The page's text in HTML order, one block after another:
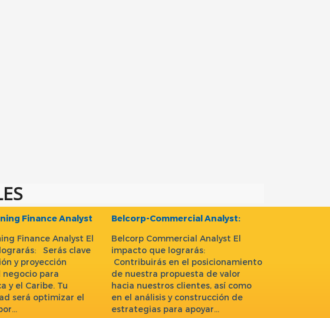
Finance Analyst
Finance Analyst El
Serás clave
y proyección
para
y el Caribe. Tu
será optimizar el
Belcorp-Commercial Analyst:
Belcorp Commercial Analyst El
impacto que lograrás:
Contribuirás en el posicionamiento
de nuestra propuesta de valor
hacia nuestros clientes, así como
en el análisis y construcción de
estrategias para apoyar…